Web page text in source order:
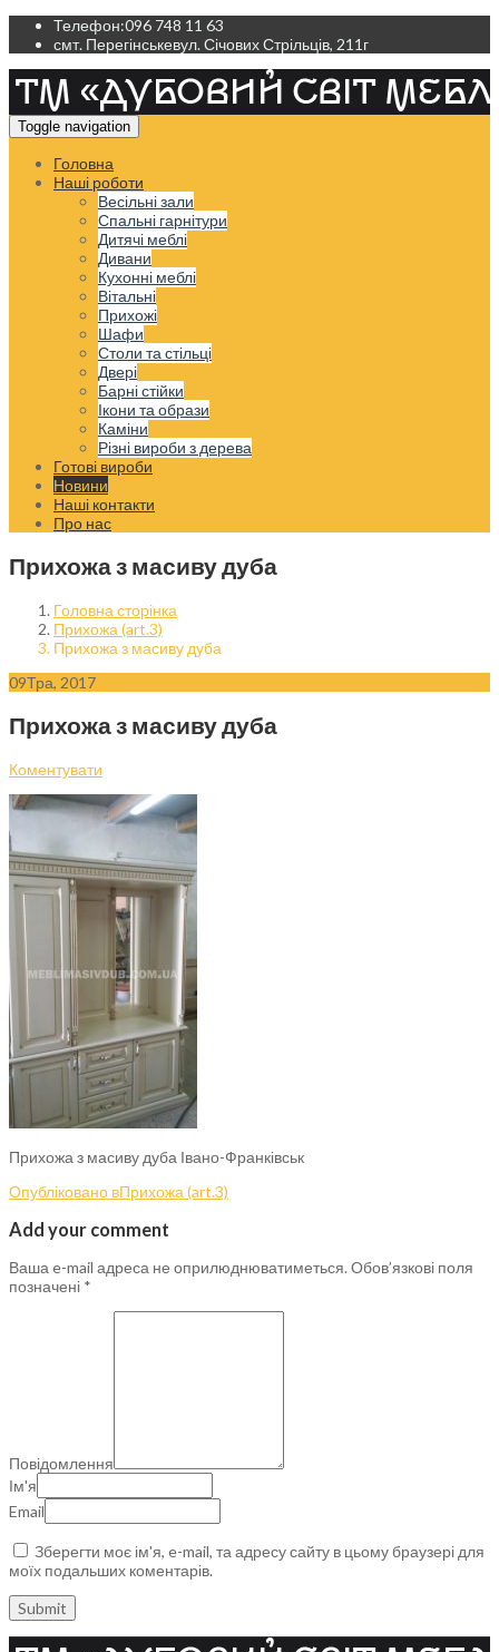
Телефон:096 748 11 63
смт. Перегінськевул. Січових Стрільців, 211г
Toggle navigation
Головна
Наші роботи
Весільні зали
Спальні гарнітури
Дитячі меблі
Дивани
Кухонні меблі
Вітальні
Прихожі
Шафи
Столи та стільці
Двері
Барні стійки
Ікони та образи
Каміни
Різні вироби з дерева
Готові вироби
Новини
Наші контакти
Про нас
Прихожа з масиву дуба
Головна сторінка
Прихожа (art.3)
Прихожа з масиву дуба
09Тра, 2017
Прихожа з масиву дуба
Коментувати
Прихожа з масиву дуба Івано-Франківськ
Опубліковано вПрихожа (art.3)
Add your comment
Ваша e-mail адреса не оприлюднюватиметься.Обов’язкові поля
позначені *
Повідомлення
Ім'я
Email
Зберегти моє ім'я, e-mail, та адресу сайту в цьому браузері для
моїх подальших коментарів.